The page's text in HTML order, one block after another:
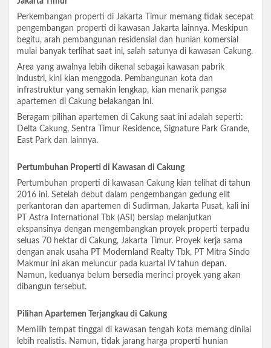
Perkembangan properti di Jakarta Timur memang tidak secepat
pengembangan properti di kawasan Jakarta lainnya. Meskipun
begitu, arah pembangunan residensial dan hunian komersial
mulai banyak terlihat saat ini, salah satunya di kawasan Cakung.
Area yang awalnya lebih dikenal sebagai kawasan pabrik
industri, kini kian menggoda. Pembangunan kota dan
infrastruktur yang semakin lengkap, kian menarik pangsa
apartemen di Cakung belakangan ini.
Beragam pilihan apartemen di Cakung saat ini adalah seperti:
Delta Cakung, Sentra Timur Residence, Signature Park Grande,
East Park dan lainnya.
Pertumbuhan Properti di Kawasan di Cakung
Pertumbuhan properti di kawasan Cakung kian telihat di tahun
2016 ini. Setelah debut dalam pengembangan gedung elit
perkantoran dan apartemen di Sudirman, Jakarta Pusat, kali ini
PT Astra International Tbk (ASI) bersiap melanjutkan
ekspansinya dengan mengembangkan proyek properti terpadu
seluas 70 hektar di Cakung, Jakarta Timur. Proyek kerja sama
dengan anak usaha PT Modernland Realty Tbk, PT Mitra Sindo
Makmur ini akan meluncur pada kuartal IV tahun depan.
Namun, keduanya belum bersedia merinci proyek yang akan
dibangun tersebut.
Pilihan Apartemen Terjangkau di Cakung
Memilih tempat tinggal di kawasan tengah kota memang dinilai
lebih realistis. Namun, tidak jarang harga properti hunian